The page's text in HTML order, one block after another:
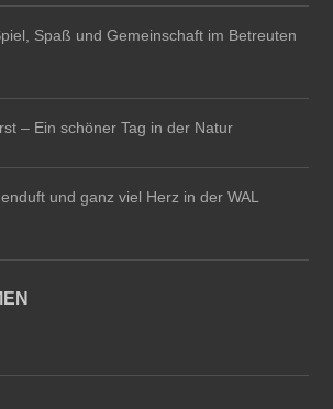
Spaß und Gemeinschaft im Betreuten
– Ein schöner Tag in der Natur
und ganz viel Herz in der WAL